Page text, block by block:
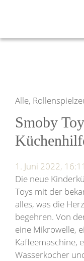
Alle,
Smoby
1. Juni 2022, 16:11
Die neue
Toys mit der
alles, was die
begehren. Von
eine Mikrowelle,
Kaffeemaschine,
Wasserkocher